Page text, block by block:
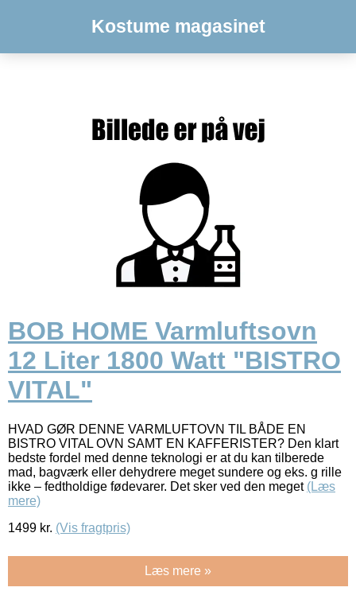
Kostume magasinet
BOB HOME Varmluftsovn
12 Liter 1800 Watt "BISTRO
VITAL"
HVAD GØR DENNE VARMLUFTOVN TIL BÅDE EN
BISTRO VITAL OVN SAMT EN KAFFERISTER? Den klart
bedste fordel med denne teknologi er at du kan tilberede
mad, bagværk eller dehydrere meget sundere og eks. g rille
ikke – fedtholdige fødevarer. Det sker ved den meget (Læs
mere)
1499 kr. (Vis fragtpris)
Læs mere »